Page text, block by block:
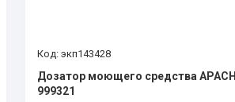
экп143428
Дозатор моющего средства APACH
999321